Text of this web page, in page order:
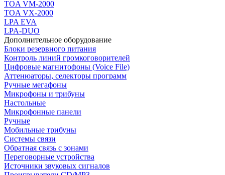
TOA VM-2000
TOA VX-2000
LPA EVA
LPA-DUO
Дополнительное оборудование
Блоки резервного питания
Контроль линий громкоговорителей
Цифровые магнитофоны (Voice File)
Аттенюаторы, селекторы программ
Ручные мегафоны
Микрофоны и трибуны
Настольные
Микрофонные панели
Ручные
Мобильные трибуны
Системы связи
Обратная связь с зонами
Переговорные устройства
Источники звуковых сигналов